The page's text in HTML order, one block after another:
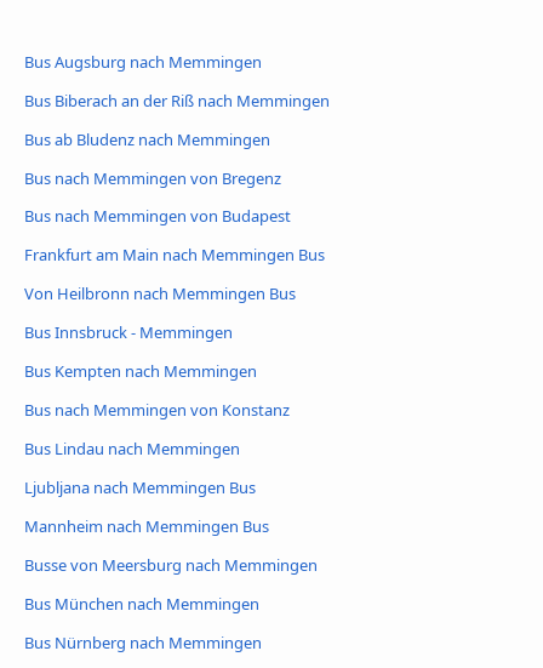
Bus Augsburg nach Memmingen
Bus Biberach an der Riß nach Memmingen
Bus ab Bludenz nach Memmingen
Bus nach Memmingen von Bregenz
Bus nach Memmingen von Budapest
Frankfurt am Main nach Memmingen Bus
Von Heilbronn nach Memmingen Bus
Bus Innsbruck - Memmingen
Bus Kempten nach Memmingen
Bus nach Memmingen von Konstanz
Bus Lindau nach Memmingen
Ljubljana nach Memmingen Bus
Mannheim nach Memmingen Bus
Busse von Meersburg nach Memmingen
Bus München nach Memmingen
Bus Nürnberg nach Memmingen